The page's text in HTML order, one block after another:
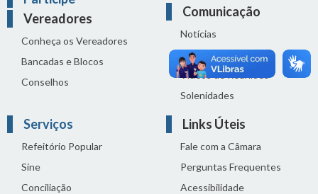
Vereadores
Conheça os Vereadores
Bancadas e Blocos
Conselhos
Comunicação
Notícias
Sala de Imprensa
Vídeos de Reuniões
Solenidades
Serviços
Refeitório Popular
Sine
Conciliação
Links Úteis
Fale com a Câmara
Perguntas Frequentes
Acessibilidade